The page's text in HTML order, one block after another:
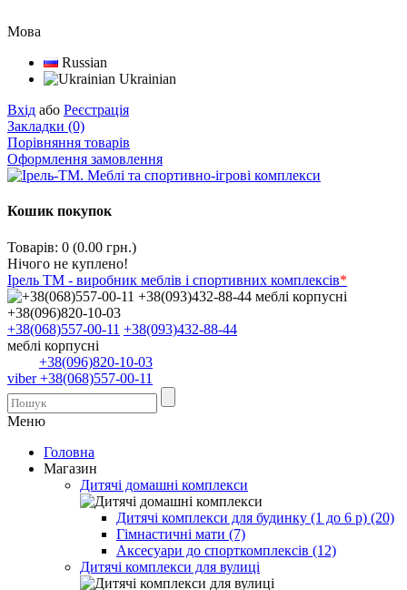
Мова
Russian
Ukrainian
Вхід або Реєстрація
Закладки (0)
Порівняння товарів
Оформлення замовлення
Кошик покупок
Товарів: 0 (0.00 грн.)
Нічого не куплено!
Ірель ТМ - виробник меблів і спортивних комплексів*
+38(068)557-00-11 +38(093)432-88-44
меблі корпусні
+38(096)820-10-03
viber +38(068)557-00-11
Меню
Головна
Магазин
Дитячі домашні комплекси
Дитячі комплекси для будинку (1 до 6 р) (20)
Гімнастичні мати (7)
Аксесуари до спорткомплексів (12)
Дитячі комплекси для вулиці